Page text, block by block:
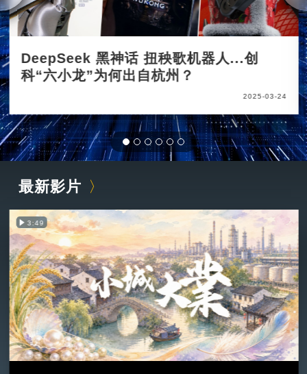
DeepSeek 黑神话 扭秧歌机器人...创
科“六小龙”为何出自杭州？
2025-03-24
最新影片
3:49